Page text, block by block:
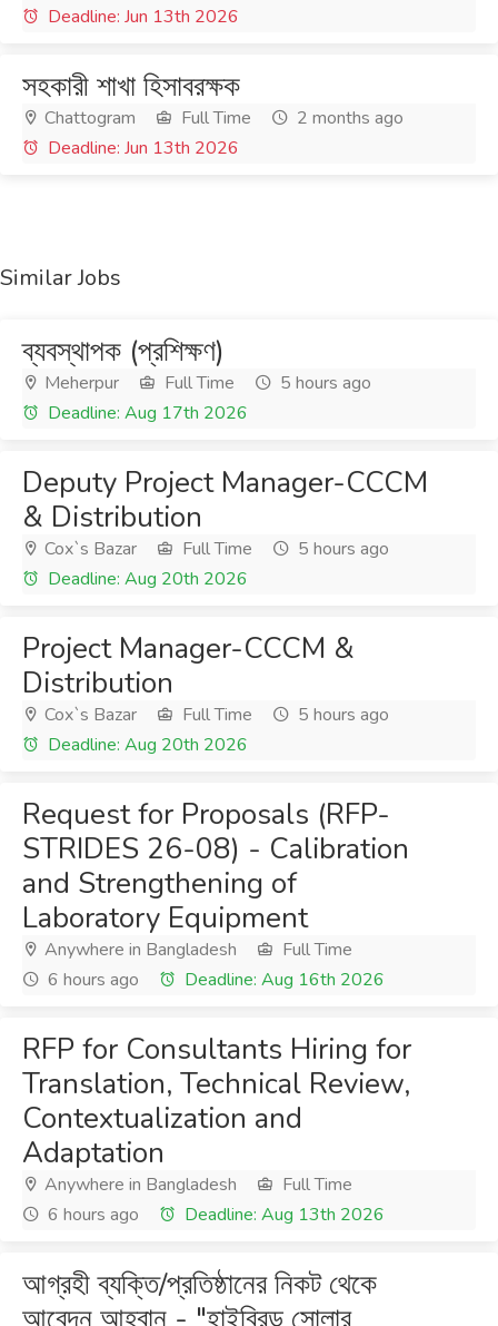
Deadline: Jun 13th 2026
সহকারী শাখা হিসাবরক্ষক
Chattogram Full Time
2 months ago
Deadline: Jun 13th 2026
Similar Jobs
ব্যবস্থাপক (প্রশিক্ষণ)
Meherpur Full Time
5 hours ago
Deadline: Aug 17th 2026
Deputy Project Manager-CCCM
& Distribution
Cox`s Bazar Full Time
5 hours ago
Deadline: Aug 20th 2026
Project Manager-CCCM &
Distribution
Cox`s Bazar Full Time
5 hours ago
Deadline: Aug 20th 2026
Request for Proposals (RFP-
STRIDES 26-08) - Calibration
and Strengthening of
Laboratory Equipment
Anywhere in Bangladesh
Full Time
6 hours ago
Deadline: Aug 16th 2026
RFP for Consultants Hiring for
Translation, Technical Review,
Contextualization and
Adaptation
Anywhere in Bangladesh
Full Time
6 hours ago
Deadline: Aug 13th 2026
আগ্রহী ব্যক্তি/প্রতিষ্ঠানের নিকট থেকে